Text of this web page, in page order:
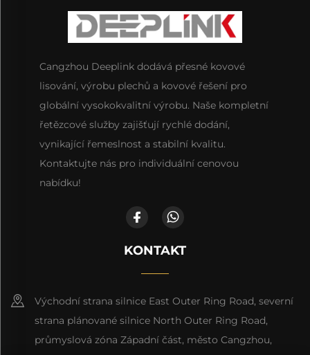
Cangzhou Deeplink dodává přesné kovové
lisování, výrobu plechů a kovové řešení pro
globální vysokokvalitní výrobu. Naše kompletní
řetězcové služby zajišťují rychlé dodání,
vynikající řemeslnost a stabilní kvalitu.
Kontaktujte nás pro individuální cenovou
nabídku!
KONTAKT
Východní strana silnice East Outer Ring Road, severní
strana plánované silnice North Outer Ring Road,
průmyslová zóna Západní část, město Cangzhou,